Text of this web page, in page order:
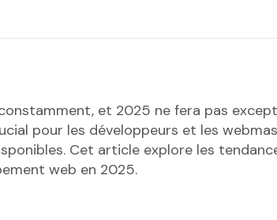
et 2025 ne fera pas
pour les développeurs et les
Cet article explore les
web en 2025.